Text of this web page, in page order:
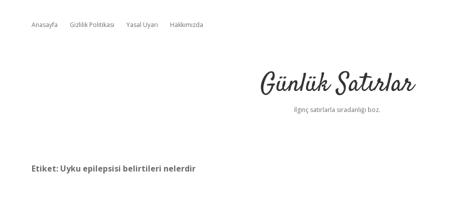
Anasayfa Gizlilik Politikası Yasal Uyarı Hakkımızda
Günlük Satırlar
İlginç satırlarla sıradanlığı boz.
Etiket: Uyku epilepsisi belirtileri nelerdir